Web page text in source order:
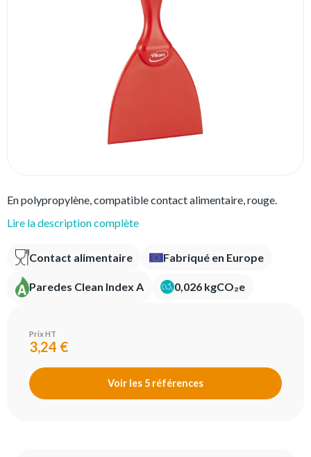
En polypropylène, compatible contact alimentaire, rouge.
Lire la description complète
Contact alimentaire Fabriqué en Europe
Paredes Clean Index A 0,026 kgCO₂e
Prix HT
3,24 €
Voir les 5 références